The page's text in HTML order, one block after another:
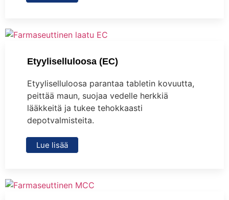
Etyyliselluloosa (EC)
Etyyliselluloosa parantaa tabletin kovuutta,
peittää maun, suojaa vedelle herkkiä
lääkkeitä ja tukee tehokkaasti
depotvalmisteita.
Lue lisää